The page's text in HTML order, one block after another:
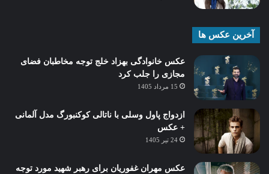
آخرین عکس ها
عکس خانوادگی بهزاد خلج توجه مخاطبان فضای
مجازی را جلب کرد
15 مرداد 1405
ازدواج پاول وسلی با ناتالی کوکنبورگ مدل آلمانی
+ عکس
24 تیر 1405
عکس مهران غفوریان برای رهبر شهید مورد توجه